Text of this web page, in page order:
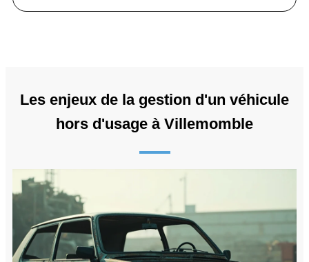
Les enjeux de la gestion d'un véhicule
hors d'usage à Villemomble